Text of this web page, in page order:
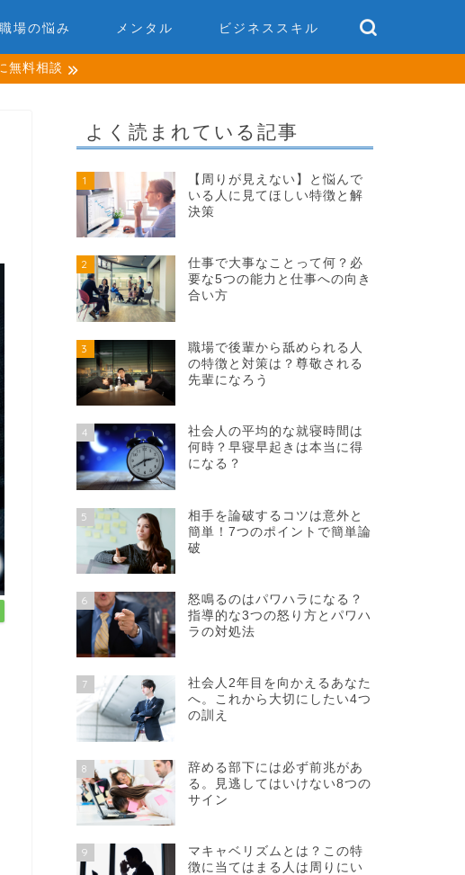
職場の悩み メンタル ビジネススキル
無料相談
よく読まれている記事
1
【周りが見えない】と悩んで
いる人に見てほしい特徴と解
決策
2
仕事で大事なことって何？必
要な5つの能力と仕事への向き
合い方
3
職場で後輩から舐められる人
の特徴と対策は？尊敬される
先輩になろう
4
社会人の平均的な就寝時間は
何時？早寝早起きは本当に得
になる？
5
相手を論破するコツは意外と
簡単！7つのポイントで簡単論
破
6
怒鳴るのはパワハラになる？
指導的な3つの怒り方とパワハ
ラの対処法
7
社会人2年目を向かえるあなた
へ。これから大切にしたい4つ
の訓え
8
辞める部下には必ず前兆があ
る。見逃してはいけない8つの
サイン
9
マキャベリズムとは？この特
徴に当てはまる人は周りにい